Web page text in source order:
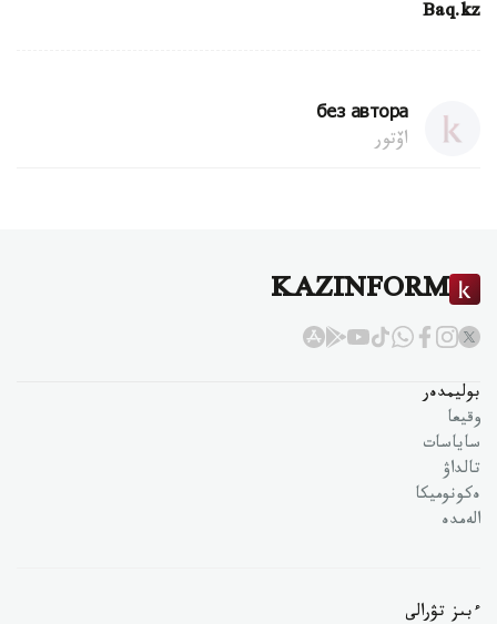
Baq.kz
без автора
اۆتور
KAZINFORM
بوليمدەر
وقيعا
ساياسات
تالداۋ
ەكونوميكا
الەمدە
ءبىز تۋرالى